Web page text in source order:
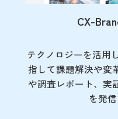
CX-
テクノロジーを活用
指して課題解決や変
や調査レポート、実
を発